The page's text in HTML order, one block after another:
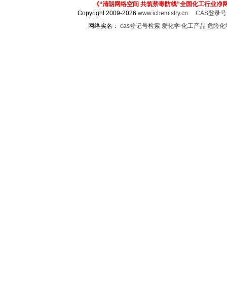
《“清朗网络空间 共筑禁毒防线”全国化工行业净
Copyright 2009-2026www.ichemistry.cn
CAS登录
网络实名： cas登记号检索 爱化学 化工产品 危险化